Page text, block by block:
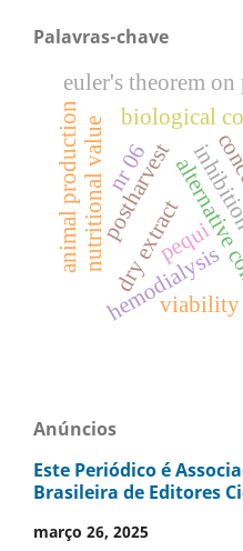
Palavras-chave
postharvest
nutritional value pequi
biological
euler's theorem
dry extract
hemodialysis
animal production
viability
nr 06
Anúncios
Este Periódico é
Brasileira de Editores
março 26, 2025